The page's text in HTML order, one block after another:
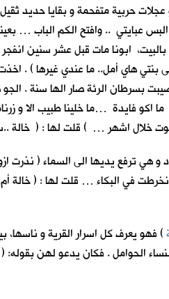
حربية متفحمة و بقايا حديد
عبايتي .. وافتح الكم الباب …
بالبيت، ابونا مات قبل عشر سنين
بنتي هاي أمل.. ما عندي غيرها ) .
بسرطان الرئة صار الها سنة .
فايدة …ما خلينا طبيب الا و
خلال اشهر … ) قلت لها : ( خالة
هي ترفع يديها الى السماء ( نذرت
في البكاء … قلت لها : ( خالة أم
) فهو يعرف كل اسرار القرية و
الحوامل . فكان يدعو لهن بقوله: (